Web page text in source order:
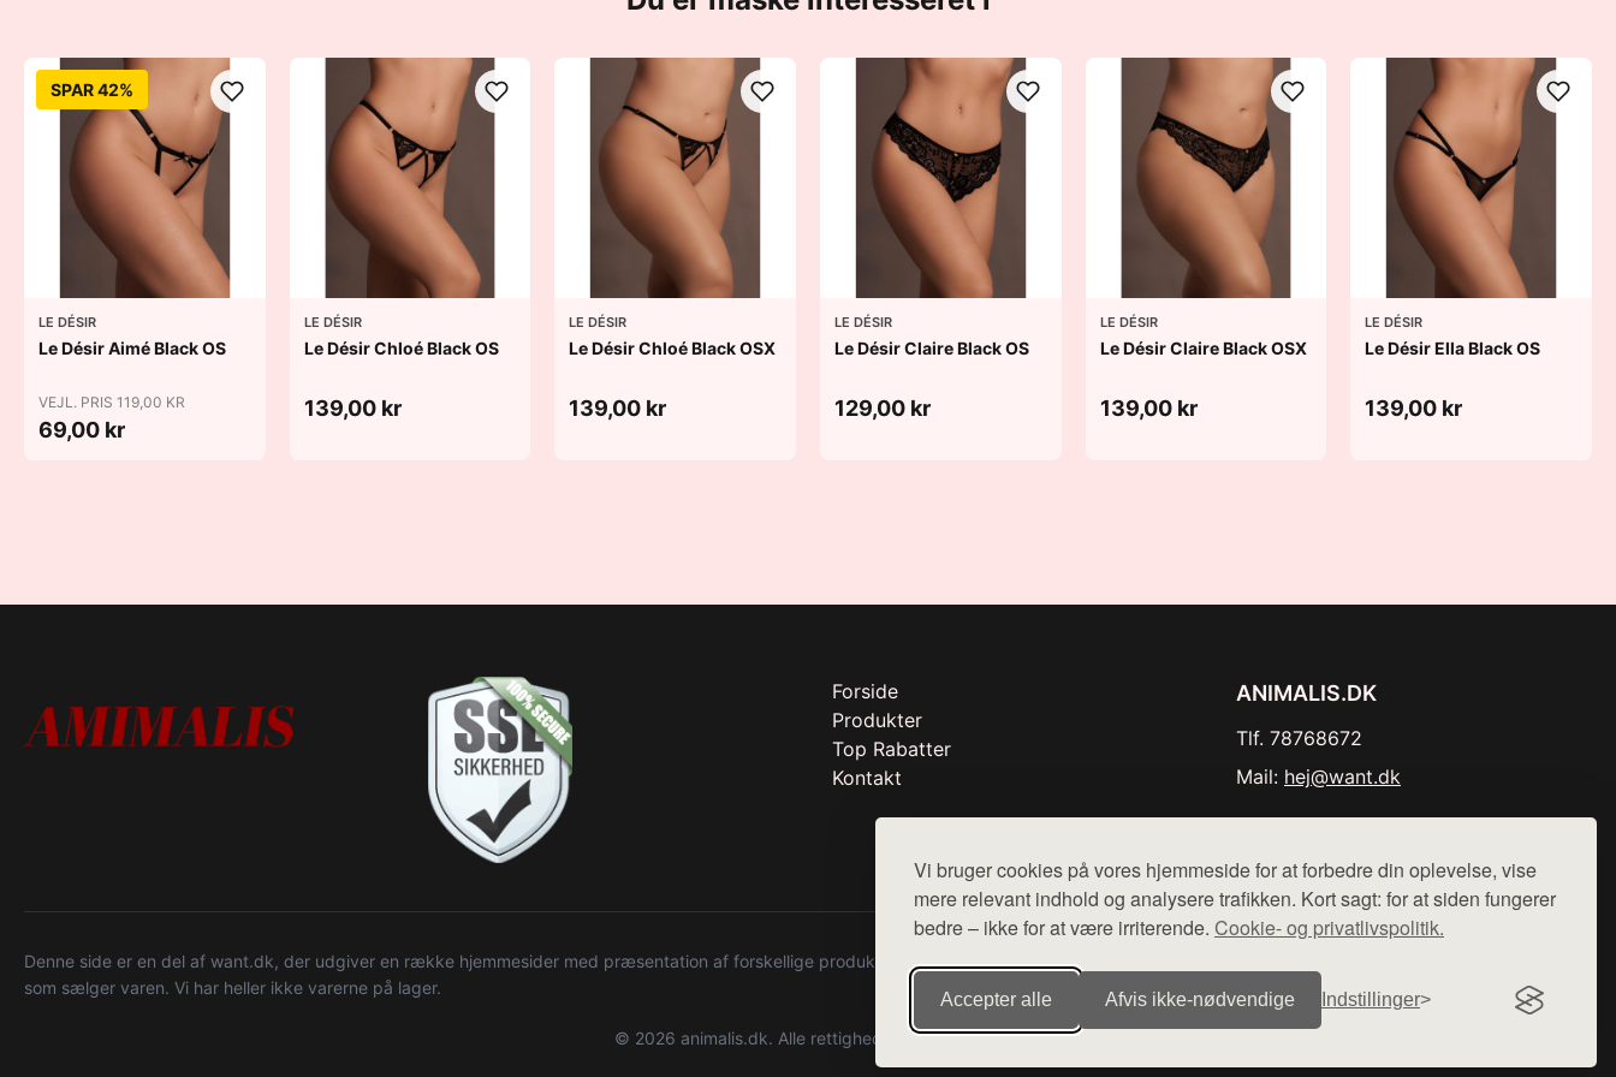
Vi bruger cookies på vores hjemmeside for at forbedre din oplevelse, vise
mere relevant indhold og analysere trafikken. Kort sagt: for at siden fungerer
bedre – ikke for at være irriterende. Cookie- og privatlivspolitik.
Accepter alle Afvis ikke‑nødvendige Indstillinger
SPAR 42%
LE DÉSIR
Le Désir Aimé Black OS
VEJL. PRIS 119,00 KR
69,00 kr
LE DÉSIR
Le Désir Chloé Black OS
139,00 kr
LE DÉSIR
Le Désir Chloé Black OSX
139,00 kr
LE DÉSIR
Le Désir Claire Black OS
129,00 kr
LE DÉSIR
Le Désir Claire Black OSX
139,00 kr
LE DÉSIR
Le Désir Ella Black OS
139,00 kr
Forside
Produkter
Top Rabatter
Kontakt
ANIMALIS.DK
Tlf. 78768672
Mail: hej@want.dk
Denne side er en del af want.dk, der udgiver en række hjemmesider med præsentation af forskellige produkter fra diverse webshops. Der sælges ikke varer fra denne side - vi henviser til de shops,
som sælger varen. Vi har heller ikke varerne på lager.
© 2026 animalis.dk. Alle rettigheder forbeholdes.